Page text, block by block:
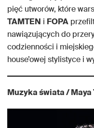
pięć utworów, które
TAMTEN i FOPA
nawiązujących do
codzienności i
house’owej stylistyce i
Muzyka świata / Maya